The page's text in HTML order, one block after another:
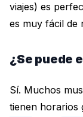
viajes) es
es muy fácil de
¿Se puede
Sí. Muchos
tienen horarios